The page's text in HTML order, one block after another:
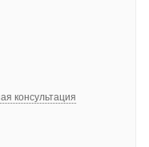
консультация